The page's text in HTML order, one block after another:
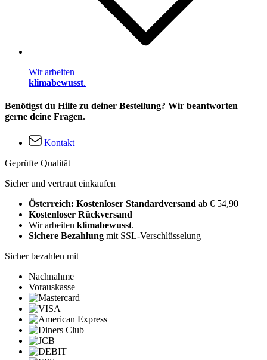
Wir arbeiten
klimabewusst.
Benötigst du Hilfe zu deiner Bestellung? Wir beantworten
gerne deine Fragen.
Kontakt
Geprüfte Qualität
Sicher und vertraut einkaufen
Österreich: Kostenloser Standardversand ab € 54,90
Kostenloser Rückversand
Wir arbeiten klimabewusst.
Sichere Bezahlung mit SSL-Verschlüsselung
Sicher bezahlen mit
Nachnahme
Vorauskasse